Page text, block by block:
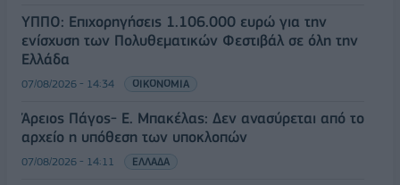
ΥΠΠΟ: Επιχορηγήσεις 1.106.000 ευρώ για την
ενίσχυση των Πολυθεματικών Φεστιβάλ σε όλη την
Ελλάδα
07/08/2026 - 14:34 ΟΙΚΟΝΟΜΙΑ
Άρειος Πάγος- Ε. Μπακέλας: Δεν ανασύρεται από το
αρχείο η υπόθεση των υποκλοπών
07/08/2026 - 14:11 ΕΛΛΑΔΑ